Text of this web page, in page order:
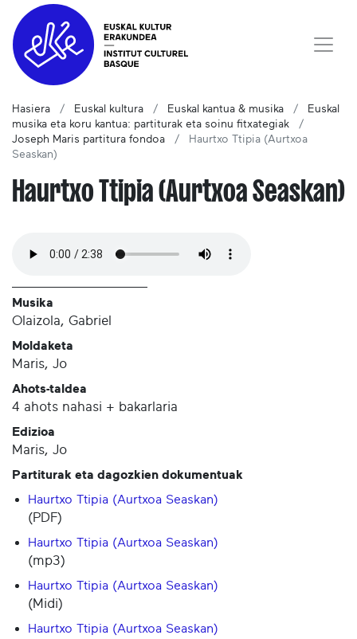
Hasiera Euskal kultura Euskal kantua & musika
Euskal
musika eta koru kantua: partiturak eta soinu fitxategiak
Joseph Maris partitura fondoa
Haurtxo Ttipia (Aurtxoa
Seaskan)
Haurtxo Ttipia (Aurtxoa Seaskan)
Musika
Olaizola, Gabriel
Moldaketa
Maris, Jo
Ahots-taldea
4 ahots nahasi + bakarlaria
Edizioa
Maris, Jo
Partiturak eta dagozkien dokumentuak
Haurtxo Ttipia (Aurtxoa Seaskan)
(PDF)
Haurtxo Ttipia (Aurtxoa Seaskan)
(mp3)
Haurtxo Ttipia (Aurtxoa Seaskan)
(Midi)
Haurtxo Ttipia (Aurtxoa Seaskan)